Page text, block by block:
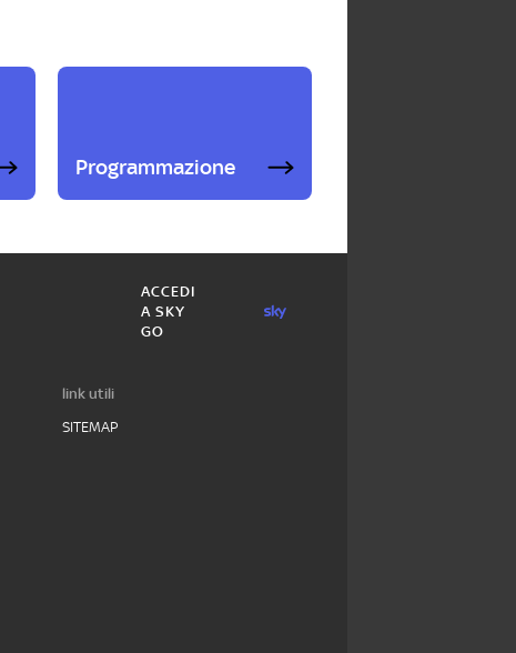
Programmazione
ACCEDI
A SKY
GO
link utili
SITEMAP